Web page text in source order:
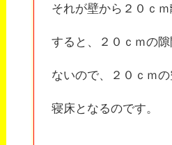
それが壁から２０ｃ
すると、２０ｃｍの
ないので、２０ｃｍ
寝床となるのです。